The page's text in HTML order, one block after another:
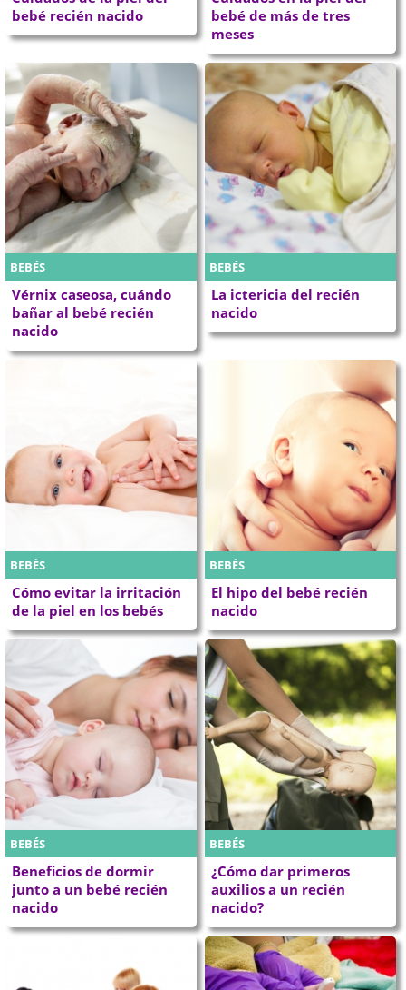
bebé recién nacido
bebé de más de tres
meses
BEBÉS
Vérnix caseosa, cuándo
bañar al bebé recién
nacido
BEBÉS
La ictericia del recién
nacido
BEBÉS
Cómo evitar la irritación
de la piel en los bebés
BEBÉS
El hipo del bebé recién
nacido
BEBÉS
Beneficios de dormir
junto a un bebé recién
nacido
BEBÉS
¿Cómo dar primeros
auxilios a un recién
nacido?